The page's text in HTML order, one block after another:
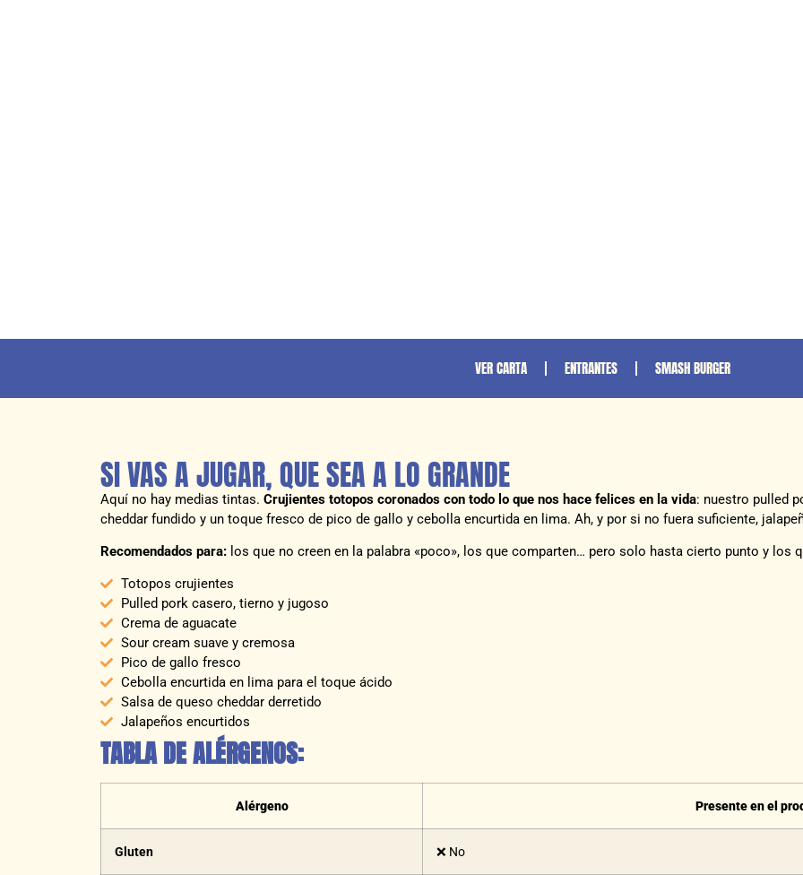
VER CARTA ENTRANTES SMASH BURGER
SI VAS A JUGAR, QUE SEA A LO GRANDE
Aquí no hay medias tintas. Crujientes totopos coronados con todo lo que nos hace felices en la vida: nuestro pulled
cheddar fundido y un toque fresco de pico de gallo y cebolla encurtida en lima. Ah, y por si no fuera suficiente,
Recomendados para: los que no creen en la palabra «poco», los que comparten… pero solo hasta cierto punto y los
Totopos crujientes
Pulled pork casero, tierno y jugoso
Crema de aguacate
Sour cream suave y cremosa
Pico de gallo fresco
Cebolla encurtida en lima para el toque ácido
Salsa de queso cheddar derretido
Jalapeños encurtidos
TABLA DE ALÉRGENOS:
Alérgeno Presente en el
Gluten ❌ No